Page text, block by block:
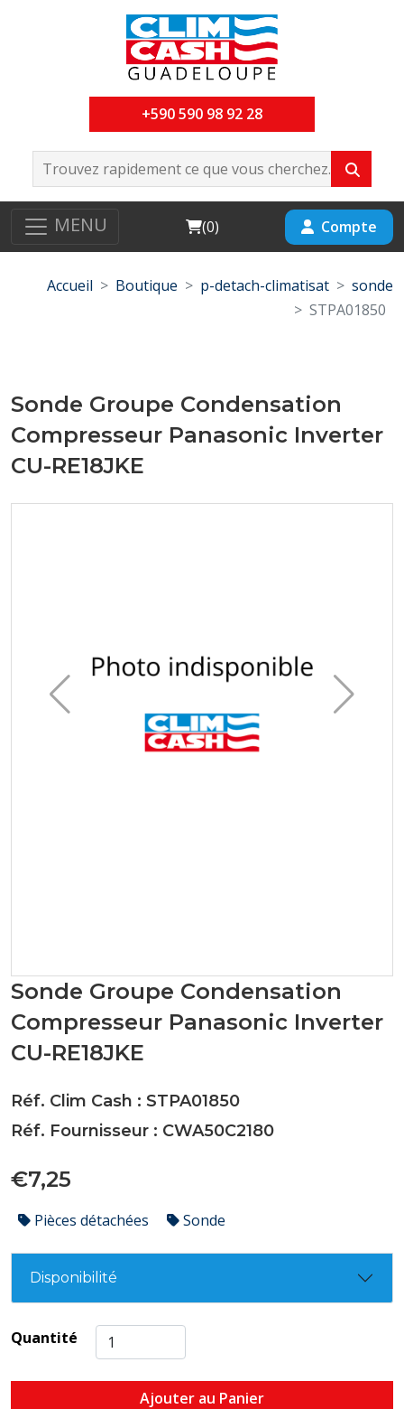
+590 590 98 92 28
MENU Cart
(0) Compte
Accueil Boutique p-detach-climatisat
sonde
STPA01850
Sonde Groupe Condensation
Compresseur Panasonic Inverter
CU-RE18JKE
Sonde Groupe Condensation
Compresseur Panasonic Inverter
CU-RE18JKE
Réf. Clim Cash : STPA01850
Réf. Fournisseur : CWA50C2180
€7,25
Pièces détachées Sonde
Disponibilité
Quantité
Ajouter au Panier